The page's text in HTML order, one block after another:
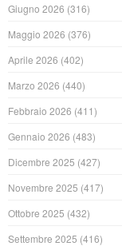
Giugno 2026 (316)
Maggio 2026 (376)
Aprile 2026 (402)
Marzo 2026 (440)
Febbraio 2026 (411)
Gennaio 2026 (483)
Dicembre 2025 (427)
Novembre 2025 (417)
Ottobre 2025 (432)
Settembre 2025 (416)